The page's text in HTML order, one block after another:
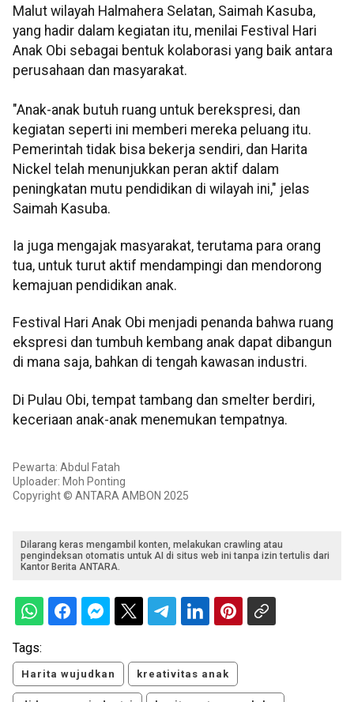
Malut wilayah Halmahera Selatan, Saimah Kasuba,
yang hadir dalam kegiatan itu, menilai Festival Hari
Anak Obi sebagai bentuk kolaborasi yang baik antara
perusahaan dan masyarakat.
"Anak-anak butuh ruang untuk berekspresi, dan
kegiatan seperti ini memberi mereka peluang itu.
Pemerintah tidak bisa bekerja sendiri, dan Harita
Nickel telah menunjukkan peran aktif dalam
peningkatan mutu pendidikan di wilayah ini," jelas
Saimah Kasuba.
Ia juga mengajak masyarakat, terutama para orang
tua, untuk turut aktif mendampingi dan mendorong
kemajuan pendidikan anak.
Festival Hari Anak Obi menjadi penanda bahwa ruang
ekspresi dan tumbuh kembang anak dapat dibangun
di mana saja, bahkan di tengah kawasan industri.
Di Pulau Obi, tempat tambang dan smelter berdiri,
keceriaan anak-anak menemukan tempatnya.
Pewarta: Abdul Fatah
Uploader: Moh Ponting
Copyright © ANTARA AMBON 2025
Dilarang keras mengambil konten, melakukan crawling atau
pengindeksan otomatis untuk AI di situs web ini tanpa izin tertulis dari
Kantor Berita ANTARA.
Tags:
Harita wujudkan kreativitas anak